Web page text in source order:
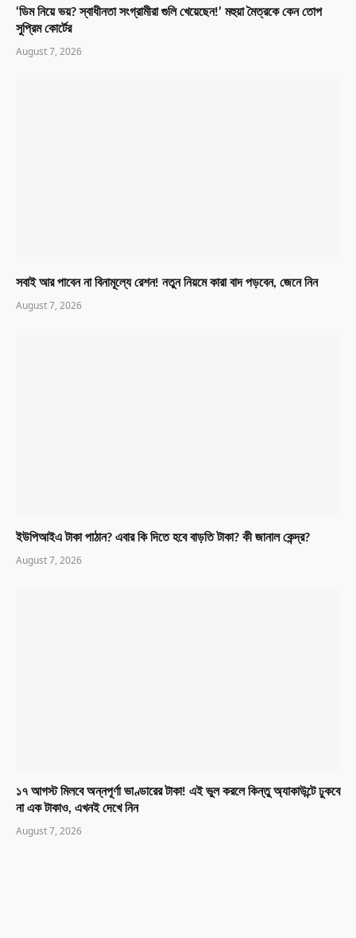
‘ডিম নিয়ে ভয়? স্বাধীনতা সংগ্রামীরা গুলি খেয়েছেন!’ মহুয়া মৈত্রকে কেন তোপ
সুপ্রিম কোর্টের
August 7, 2026
সবাই আর পাবেন না বিনামূল্যে রেশন! নতুন নিয়মে কারা বাদ পড়বেন, জেনে নিন
August 7, 2026
ইউপিআইএ টাকা পাঠান? এবার কি দিতে হবে বাড়তি টাকা? কী জানাল কেন্দ্র?
August 7, 2026
১৭ আগস্ট মিলবে অন্নপূর্ণা ভাণ্ডারের টাকা! এই ভুল করলে কিন্তু অ্যাকাউন্টে ঢুকবে
না এক টাকাও, এখনই দেখে নিন
August 7, 2026